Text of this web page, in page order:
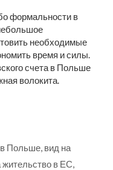
формальности в
необходимые
время и силы.
счета в Польше
волокита.
в Польше, вид на
жительство в ЕС,